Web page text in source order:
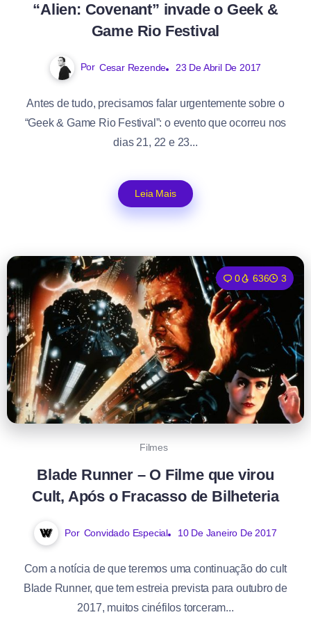
“Alien: Covenant” invade o Geek &
Game Rio Festival
Por Cesar Rezende 23 De Abril De 2017
Antes de tudo, precisamos falar urgentemente sobre o
“Geek & Game Rio Festival”: o evento que ocorreu nos
dias 21, 22 e 23...
Leia Mais
0 636 3
Filmes
Blade Runner – O Filme que virou
Cult, Após o Fracasso de Bilheteria
Por Convidado Especial 10 De Janeiro De 2017
Com a notícia de que teremos uma continuação do cult
Blade Runner, que tem estreia prevista para outubro de
2017, muitos cinéfilos torceram...